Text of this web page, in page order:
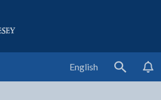
English
Search